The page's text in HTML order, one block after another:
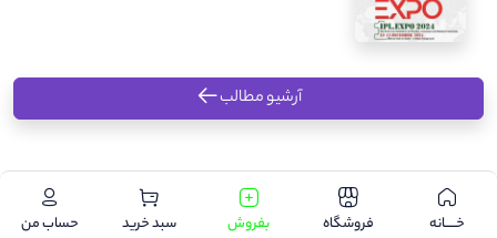
آرشیو مطالب
خـــــانه فروشگاه بفروش سبد خرید حساب من